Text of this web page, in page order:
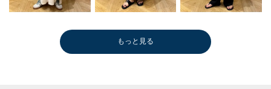
もっと見る